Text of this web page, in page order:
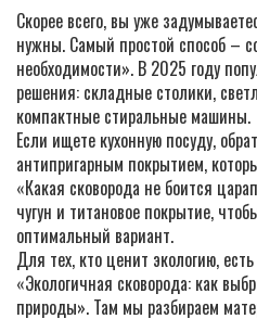
Скорее всего, вы уже
нужны. Самый простой способ –
необходимости». В 2025 году
решения: складные столики,
компактные стиральные машины.
Если ищете кухонную посуду,
антипригарным покрытием,
«Какая сковорода не боится
чугун и титановое покрытие,
оптимальный вариант.
Для тех, кто ценит экологию,
«Экологичная сковорода: как
природы». Там мы разбираем